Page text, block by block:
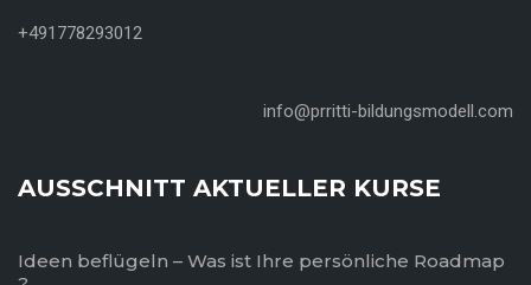
+491778293012
info@prritti-bildungsmodell.com
AUSSCHNITT AKTUELLER KURSE
Ideen beflügeln – Was ist Ihre persönliche Roadmap